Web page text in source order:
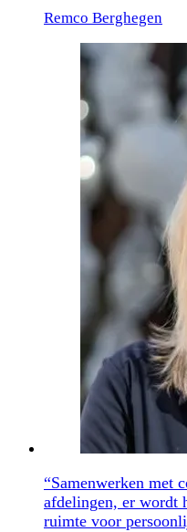
Remco Berghegen
“Samenwerken met
afdelingen, er wordt
ruimte voor